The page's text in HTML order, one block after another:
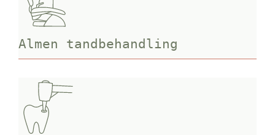
Almen tandbehandling